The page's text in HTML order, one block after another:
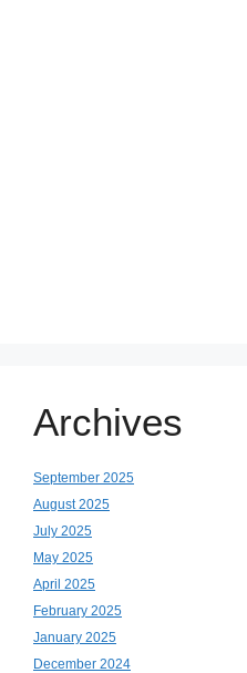
Archives
September 2025
August 2025
July 2025
May 2025
April 2025
February 2025
January 2025
December 2024